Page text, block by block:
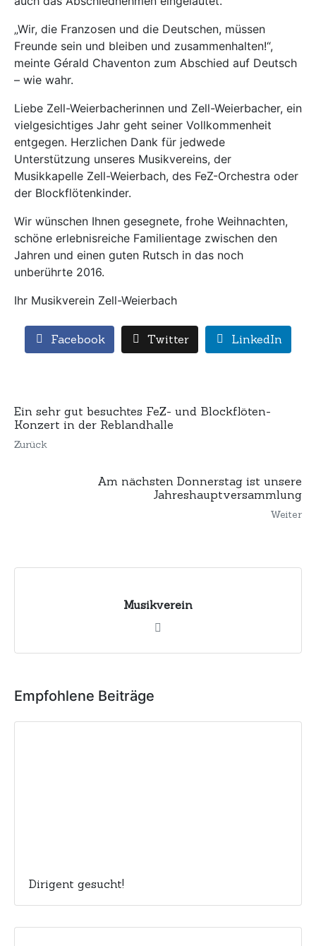
„Wir, die Franzosen und die Deutschen, müssen
Freunde sein und bleiben und zusammenhalten!“,
meinte Gérald Chaventon zum Abschied auf Deutsch
– wie wahr.
Liebe Zell-Weierbacherinnen und Zell-Weierbacher, ein
vielgesichtiges Jahr geht seiner Vollkommenheit
entgegen. Herzlichen Dank für jedwede
Unterstützung unseres Musikvereins, der
Musikkapelle Zell-Weierbach, des FeZ-Orchestra oder
der Blockflötenkinder.
Wir wünschen Ihnen gesegnete, frohe Weihnachten,
schöne erlebnisreiche Familientage zwischen den
Jahren und einen guten Rutsch in das noch
unberührte 2016.
Ihr Musikverein Zell-Weierbach
Facebook Twitter LinkedIn
Ein sehr gut besuchtes FeZ- und Blockflöten-
Konzert in der Reblandhalle
Zurück
Am nächsten Donnerstag ist unsere
Jahreshauptversammlung
Weiter
Musikverein
Empfohlene Beiträge
Dirigent gesucht!